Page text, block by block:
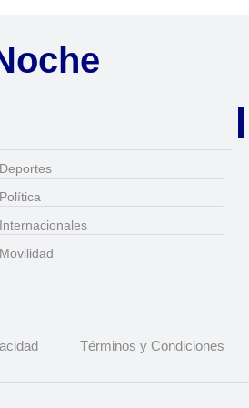
Deportes
Política
Internacionales
Movilidad
Términos y Condiciones